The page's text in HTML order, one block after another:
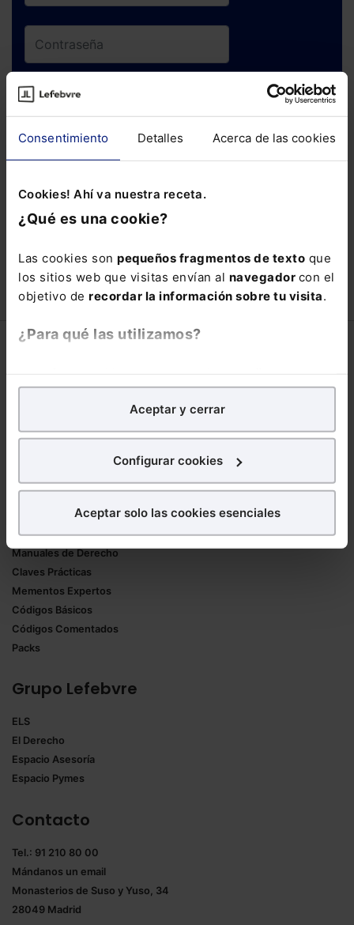
Consentimiento Detalles Acerca de las cookies
Cookies! Ahí va nuestra receta.
¿Qué es una cookie?
Las cookies son pequeños fragmentos de texto que
los sitios web que visitas envían al navegador con el
objetivo de recordar la información sobre tu visita.
¿Para qué las utilizamos?
analíticospara tratar demejorar tu experienciaen
nuestra página web. También con fines publicitarios,
para poder mostrarte publicidad y contenidos de tu
¿Qué puedes hacer?
experiencia en la web sea óptima
Puedes
También puedes
seleccionar solo aquellas que quieras permitir en tu
Saber más acerca de las cookies
Aceptar y cerrar
Configurar cookies
Aceptar solo las cookies esenciales
ENTRAR
Si todavía no te has suscrito, no pierdas
está oportunidad y adquiere tu acceso
con un25% de descuento .
110,00€ 66,00€
COMPRAR
Lefebvre
Librerías asociadas
Productos
Formularios Jurídicos
Manuales de Derecho
Claves Prácticas
Mementos Expertos
Códigos Básicos
Códigos Comentados
Packs
Grupo Lefebvre
ELS
El Derecho
Espacio Asesoría
Espacio Pymes
Contacto
Tel.: 91 210 80 00
Mándanos un email
Monasterios de Suso y Yuso, 34
28049 Madrid